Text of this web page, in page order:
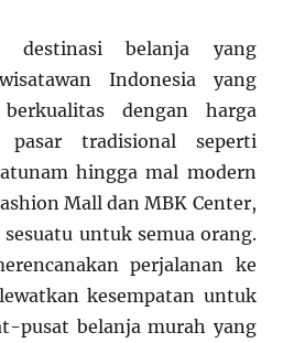
destinasi belanja yang
Indonesia yang
dengan harga
pasar tradisional seperti
hingga mal modern
Mall dan MBK Center,
untuk semua orang.
perjalanan ke
kesempatan untuk
pusat belanja murah yang